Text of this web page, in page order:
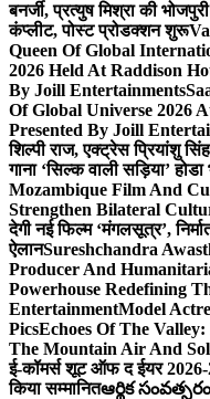
बनर्जी, प्रत्युष मिश्रा की
कंप्लीट, पोस्ट प्रोडक्शन शुरू
Queen Of Global
2026 Held At Raddison
By Joill Entertainments
Of Global Universe 2026
Presented By Joill
शिल्पी राज, एक्ट्रेस प्रियांशु
गाना ‘सिल्क वाली सड़िया’
Mozambique Film And
Strengthen Bilateral
देगी नई फिल्म ‘मंगलसूत्र’,
ऐलानSureshchandra
Producer And
Powerhouse Redefining
EntertainmentModel
PicsEchoes Of The
The Mountain Air And
ई-कॉमर्स शूट ऑफ द ईयर 2026-
किया सम्मानितఆర్థిక